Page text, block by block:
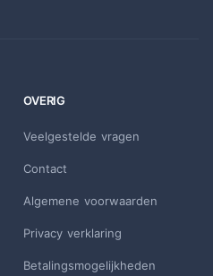
OVERIG
Veelgestelde vragen
Contact
Algemene voorwaarden
Privacy verklaring
Betalingsmogelijkheden